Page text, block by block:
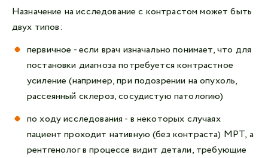
Назначение на исследование с контрастом может быть
двух типов:
первичное - если врач изначально понимает, что для
постановки диагноза потребуется контрастное
усиление (например, при подозрении на опухоль,
рассеянный склероз, сосудистую патологию)
по ходу исследования - в некоторых случаях
пациент проходит нативную (без контраста) МРТ, а
рентгенолог в процессе видит детали, требующие